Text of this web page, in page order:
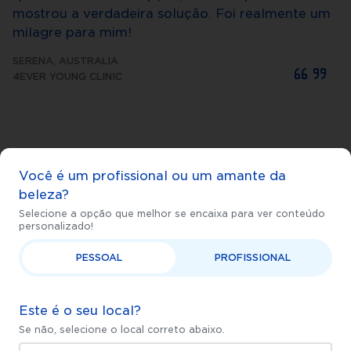
mostrou a verdadeira solução. Foi realmente um
milagre para mim!
SERENA AUSTRALIA
4EVER YOUNG CLINIC
Watch
Veja mais depoimentos
Você é um profissional ou um amante da
beleza?
Selecione a opção que melhor se encaixa para ver conteúdo
personalizado!
PESSOAL PROFISSIONAL
Este é o seu local?
Se não, selecione o local correto abaixo.